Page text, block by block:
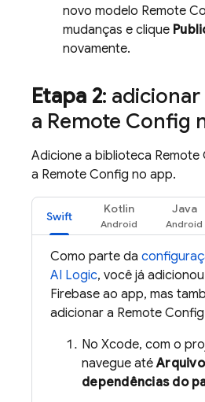
novo modelo Remote
mudanças e clique
novamente.
Etapa 2:
a Remote Config
Adicione a biblioteca Remote
a Remote Config no app.
Swift
Kotlin Java
Como parte da
AI Logic, você já
Firebase ao app, mas
adicionar a Remote Config
No Xcode, com o
navegue até
dependências do